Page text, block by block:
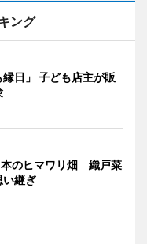
ング
日」 子ども店主が販
のヒマワリ畑 織戸菜
い継ぎ